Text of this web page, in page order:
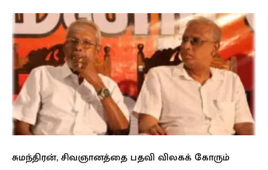
சுமந்திரன், சிவஞானத்தை பதவி விலகக் கோரும்